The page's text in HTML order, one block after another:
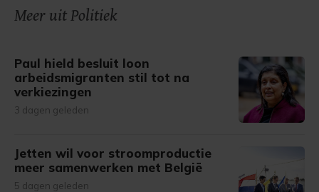
Meer uit Politiek
Paul hield besluit loon
arbeidsmigranten stil tot na
verkiezingen
3 dagen geleden
Jetten wil voor stroomproductie
meer samenwerken met België
5 dagen geleden